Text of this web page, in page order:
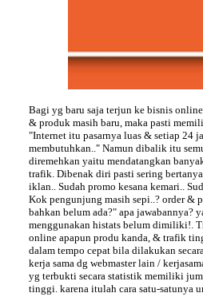
Bagi yg baru saja terjun ke bisnis
& produk masih baru, maka pasti
"Internet itu pasarnya luas & setiap 24
membutuhkan.." Namun dibalik itu
diremehkan yaitu mendatangkan
trafik. Dibenak diri pasti sering
iklan.. Sudah promo kesana kemari..
Kok pengunjung masih sepi..? order &
bahkan belum ada?" apa jawabannya?
menggunakan histats belum dimiliki!.
online apapun produ kanda, & trafik
dalam tempo cepat bila dilakukan
kerja sama dg webmaster lain /
yg terbukti secara statistik memiliki
tinggi. karena itulah cara satu-satunya